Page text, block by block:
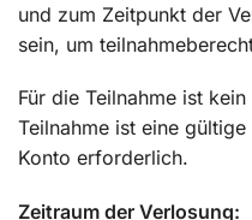
und zum Zeitpunkt der
sein, um
Für die Teilnahme ist
Teilnahme ist eine
Konto erforderlich.
Zeitraum der Verlosung: